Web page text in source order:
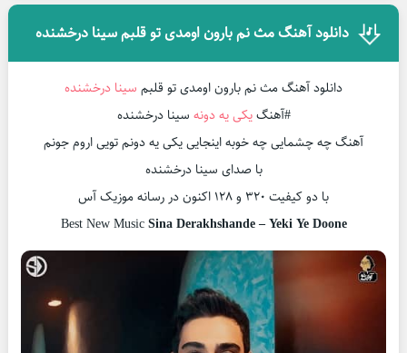
دانلود آهنگ مث نم بارون اومدی تو قلبم سینا درخشنده
دانلود آهنگ مث نم بارون اومدی تو قلبم سینا درخشنده
#آهنگیکی یه دونه سینا درخشنده
آهنگ چه چشمایی چه خوبه اینجایی یکی یه دونم تویی اروم جونم
با صدای سینا درخشنده
با دو کیفیت ۳۲۰ و ۱۲۸ اکنون در رسانه موزیک آس
Best New MusicSina Derakhshande – Yeki Ye Doone